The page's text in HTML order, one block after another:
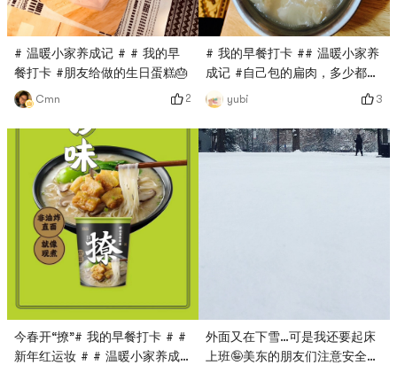
# 温暖小家养成记 # # 我的早
餐打卡 #朋友给做的生日蛋糕🎂
Cmn 2
今春开“撩”# 我的早餐打卡 # #
新年红运妆 # # 温暖小家养成
# 我的早餐打卡 ## 温暖小家养
成记 #自己包的扁肉，多少都能
吃完😋😋😋😋😋
yubi 3
外面又在下雪…可是我还要起床
上班🤪美东的朋友们注意安全呀